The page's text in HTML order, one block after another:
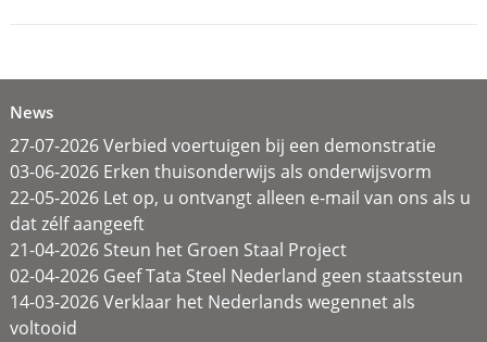
News
27-07-2026 Verbied voertuigen bij een demonstratie
03-06-2026 Erken thuisonderwijs als onderwijsvorm
22-05-2026 Let op, u ontvangt alleen e-mail van ons als u
dat zélf aangeeft
21-04-2026 Steun het Groen Staal Project
02-04-2026 Geef Tata Steel Nederland geen staatssteun
14-03-2026 Verklaar het Nederlands wegennet als
voltooid